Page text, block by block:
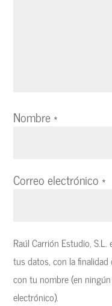
Nombre*
Correo electrónico*
Raúl Carrión Estudio,
tus datos, con la
con tu nombre (en
electrónico).